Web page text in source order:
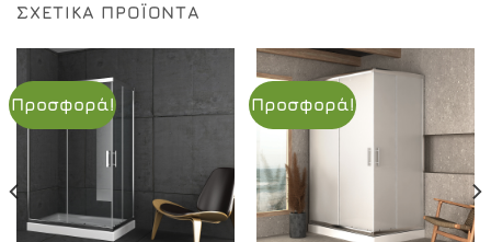
ΣΧΕΤΙΚΆ ΠΡΟΪΌΝΤΑ
Προσφορά! Προσφορά!